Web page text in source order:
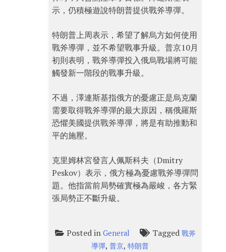
示，仍積極遊說特朗普提供戰斧導彈。
特朗普上周表示，希望了解烏方如何使用
戰斧導彈，並不希望戰事升級。普京10月
初則表明，戰斧導彈投入俄烏戰場將可能
觸發新一階段的戰事升級。
不過，澤連斯基指俄方的憂慮正是烏克蘭
需要取得戰斧導彈的最大原因，稱俄羅斯
恐懼美國提供戰斧導彈，將是有助推動和
平的施壓。
克里姆林宮發言人佩斯科夫（Dmitry
Peskov）表示，俄方極為憂慮戰斧導彈問
題。他指當前局勢確實極為嚴峻，各方緊
張局勢正不斷升級。
Posted in General Tagged 戰斧
導彈,普京,特朗普